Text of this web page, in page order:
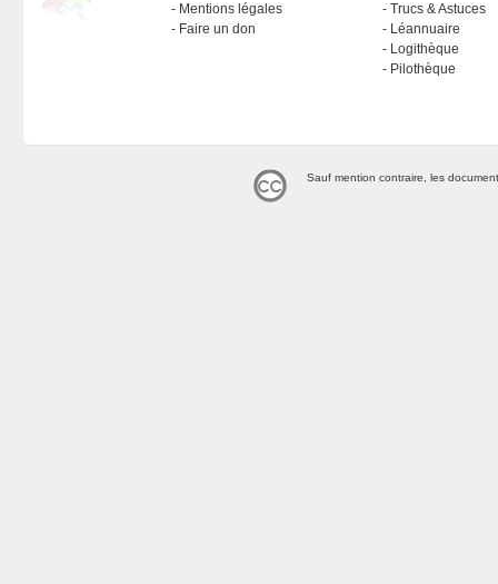
Mentions légales
Faire un don
Trucs & Astuces
Léannuaire
Logithèque
Pilothèque
Sauf mention contraire, les